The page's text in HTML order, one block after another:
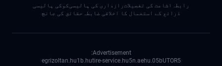
رابطہ اشاعت کی تفصیلاترازداری کی پالیسیکوکی پالیسی
ذرائع کے استعمال کا اخلاقی ضابطہ حقائق کی جانچ
Advertisement:
bUTOR5
05.hu
5n.ae
tire-service.hu
1b.hu
egrizoltan.hu